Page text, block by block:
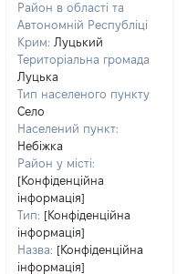
Район в області та
Автономній Республіці
Крим: Луцький
Територіальна громада:
Луцька
Тип населеного пункту:
Село
Населений пункт:
Небіжка
Район у місті:
[Конфіденційна
інформація]
Тип: [Конфіденційна
інформація]
Назва: [Конфіденційна
інформація]